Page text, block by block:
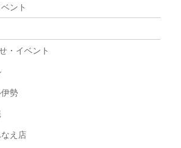
ント
・イベント
勢
え店